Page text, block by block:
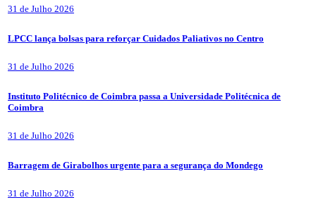
31 de Julho 2026
LPCC lança bolsas para reforçar Cuidados Paliativos no Centro
31 de Julho 2026
Instituto Politécnico de Coimbra passa a Universidade Politécnica de
Coimbra
31 de Julho 2026
Barragem de Girabolhos urgente para a segurança do Mondego
31 de Julho 2026